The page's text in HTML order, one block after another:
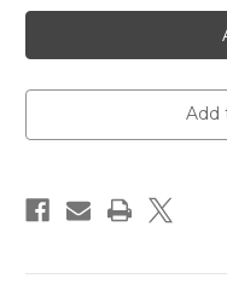
Add